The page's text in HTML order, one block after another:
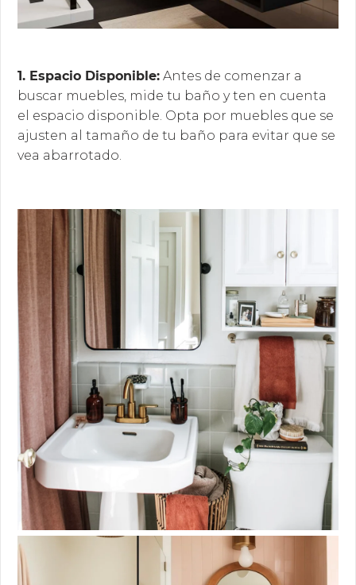
1. Espacio Disponible: Antes de comenzar a
buscar muebles, mide tu baño y ten en cuenta
el espacio disponible. Opta por muebles que se
ajusten al tamaño de tu baño para evitar que se
vea abarrotado.